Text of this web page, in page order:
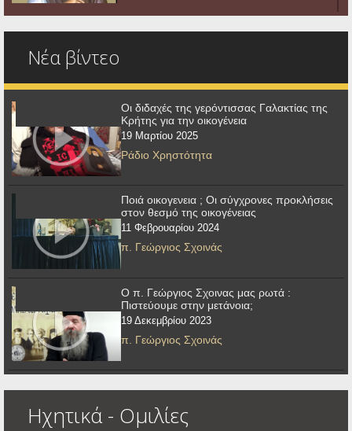
Νέα βίντεο
Οι διδαχές της γερόντισσας Γαλακτίας της
Κρήτης για την οικογένεια
19 Μαρτίου 2025
Ράδιο Χρηστότητα
Ποιά οικογενεια ; Οι σύγχρονες προκλήσεις
στον θεσμό της οικογένειας
11 Φεβρουαρίου 2024
π. Γεώργιος Σχοινάς
Ο π. Γεώργιος Σχοινας μας ρωτά :
Πιστεύουμε στην μετάνοια;
19 Δεκεμβρίου 2023
π. Γεώργιος Σχοινάς
Ηχητικά - Ομιλίες